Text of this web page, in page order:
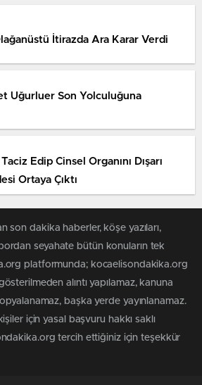
İtirazda Ara Karar Verdi
Uğurluer Son Yolculuğuna
Edip Cinsel Organını Dışarı
Ortaya Çıktı
son dakika haberler, köşe yazıları,
seyahate bütün konuların tek
platformunda; kocaelisondakika.org
alıntı yapılamaz, kanuna
başka yerde yayınlanamaz.
için yasal başvuru hakkı saklı
tercih ettiğiniz için teşekkür